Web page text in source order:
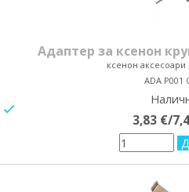
Адаптер за ксенон
ксенон аксесоари
ADA P001
3,83 €/